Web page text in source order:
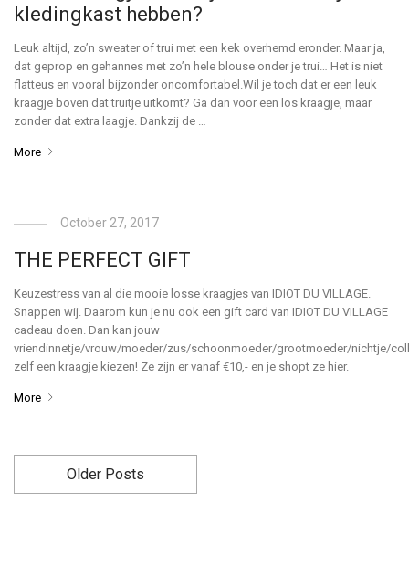
kledingkast hebben?
Leuk altijd, zo’n sweater of trui met een kek overhemd eronder. Maar ja,
dat geprop en gehannes met zo’n hele blouse onder je trui… Het is niet
flatteus en vooral bijzonder oncomfortabel.Wil je toch dat er een leuk
kraagje boven dat truitje uitkomt? Ga dan voor een los kraagje, maar
zonder dat extra laagje. Dankzij de …
More
October 27, 2017
THE PERFECT GIFT
Keuzestress van al die mooie losse kraagjes van IDIOT DU VILLAGE.
Snappen wij. Daarom kun je nu ook een gift card van IDIOT DU VILLAGE
cadeau doen. Dan kan jouw
vriendinnetje/vrouw/moeder/zus/schoonmoeder/grootmoeder/nichtje/
zelf een kraagje kiezen! Ze zijn er vanaf €10,- en je shopt ze hier.
More
Older Posts